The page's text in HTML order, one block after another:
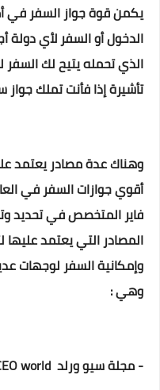
يكمن قوة جواز السفر في
الدخول أو السفر لأي دولة
الذي تحمله يتيح لك السفر
تأشيرة إذا فأنت تملك
وهناك عدة مصادر يعتمد
أقوي جوازات السفر في
فاير المتخصص في تحديد
المصادر التي يعتمد
وإمكانية السفر لوجهات
وهي :
- مجلة سيو ورلد CEO world